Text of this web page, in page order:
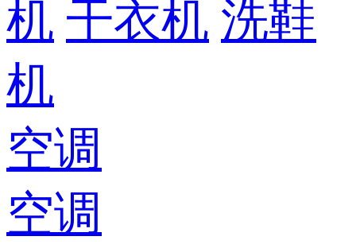
机 干衣机 洗鞋
机
空调
空调